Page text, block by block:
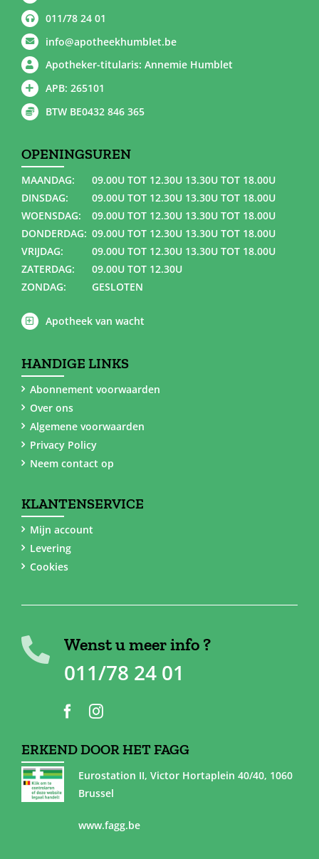
011/78 24 01
info@apotheekhumblet.be
Apotheker-titularis: Annemie Humblet
APB: 265101
BTW BE0432 846 365
OPENINGSUREN
MAANDAG:
09.00U TOT 12.30U 13.30U TOT 18.00U
DINSDAG:
09.00U TOT 12.30U 13.30U TOT 18.00U
WOENSDAG:
09.00U TOT 12.30U 13.30U TOT 18.00U
DONDERDAG: 09.00U TOT 12.30U 13.30U TOT 18.00U
VRIJDAG:
09.00U TOT 12.30U 13.30U TOT 18.00U
ZATERDAG:
09.00U TOT 12.30U
ZONDAG:
GESLOTEN
Apotheek van wacht
HANDIGE LINKS
Abonnement voorwaarden
Over ons
Algemene voorwaarden
Privacy Policy
Neem contact op
KLANTENSERVICE
Mijn account
Levering
Cookies
Wenst u meer info ?
011/78 24 01
ERKEND DOOR HET FAGG
Eurostation II, Victor Hortaplein 40/40, 1060
Brussel
www.fagg.be